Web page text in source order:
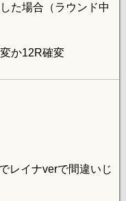
た場合（ラウンド中
か12R確変
レイナverで間違いじ